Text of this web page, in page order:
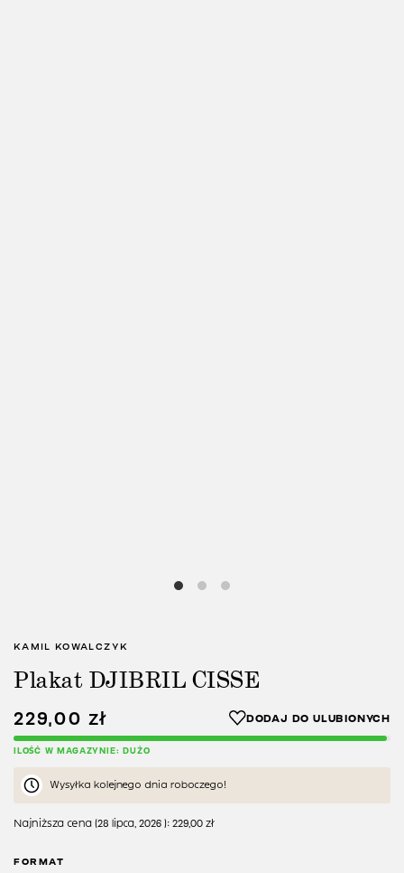
KAMIL KOWALCZYK
Plakat DJIBRIL CISSE
229,00 zł
ILOŚĆ W MAGAZYNIE: DUŻO
Wysyłka kolejnego dnia roboczego!
Najniższa cena (28 lipca, 2026 ): 229,00 zł
FORMAT